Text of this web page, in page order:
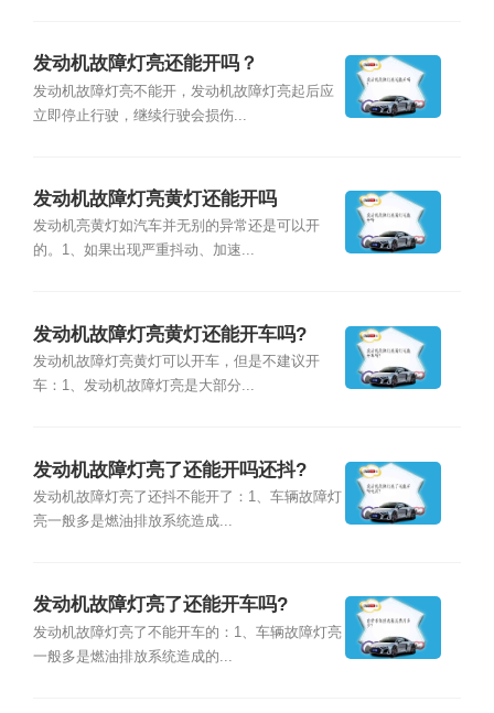
发动机故障灯亮还能开吗？
发动机故障灯亮不能开，发动机故障灯亮起后应
立即停止行驶，继续行驶会损伤...
发动机故障灯亮黄灯还能开吗
发动机亮黄灯如汽车并无别的异常还是可以开
的。1、如果出现严重抖动、加速...
发动机故障灯亮黄灯还能开车吗?
发动机故障灯亮黄灯可以开车，但是不建议开
车：1、发动机故障灯亮是大部分...
发动机故障灯亮了还能开吗还抖?
发动机故障灯亮了还抖不能开了：1、车辆故障灯
亮一般多是燃油排放系统造成...
发动机故障灯亮了还能开车吗?
发动机故障灯亮了不能开车的：1、车辆故障灯亮
一般多是燃油排放系统造成的...